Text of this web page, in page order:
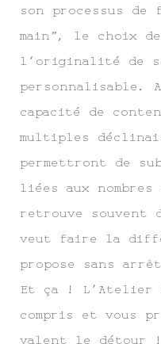
son processus
main”, le choix
l’originalité de
personnalisable.
capacité de
multiples
permettront de
liées aux
retrouve souvent
veut faire la
propose sans
Et ça ! L’Atelier
compris et vous
valent le détour !